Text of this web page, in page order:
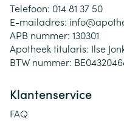
Telefoon: 014 81 37 50
E-mailadres: info@
APB nummer: 130301
Apotheek titularis: Ilse
BTW nummer:
Klantenservice
FAQ